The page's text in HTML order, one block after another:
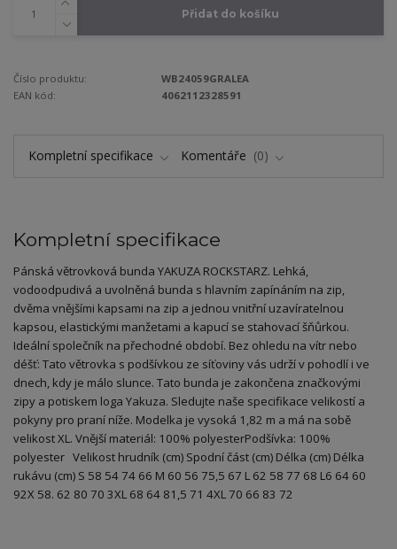
Přidat do košíku
Číslo produktu:
WB24059GRALEA
EAN kód:
4062112328591
Kompletní specifikace Komentáře 0
Kompletní specifikace
Pánská větrovková bunda YAKUZA ROCKSTARZ. Lehká,
vodoodpudivá a uvolněná bunda s hlavním zapínáním na zip,
dvěma vnějšími kapsami na zip a jednou vnitřní uzavíratelnou
kapsou, elastickými manžetami a kapucí se stahovací šňůrkou.
Ideální společník na přechodné období. Bez ohledu na vítr nebo
déšť: Tato větrovka s podšívkou ze síťoviny vás udrží v pohodlí i ve
dnech, kdy je málo slunce. Tato bunda je zakončena značkovými
zipy a potiskem loga Yakuza. Sledujte naše specifikace velikostí a
pokyny pro praní níže. Modelka je vysoká 1,82 m a má na sobě
velikost XL. Vnější materiál: 100% polyesterPodšívka: 100%
polyester Velikost hrudník (cm) Spodní část (cm) Délka (cm) Délka
rukávu (cm) S 58 54 74 66 M 60 56 75,5 67 L 62 58 77 68 L6 64 60
92X 58. 62 80 70 3XL 68 64 81,5 71 4XL 70 66 83 72